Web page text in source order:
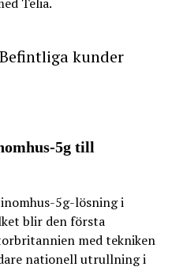
kunder
5g till
5g-lösning i
blir den första
med tekniken
nationell utrullning i